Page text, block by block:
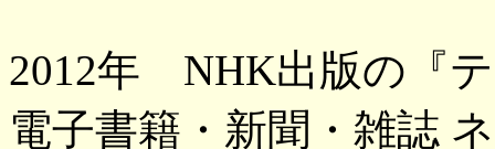
2012年 NHK出版の『
電子書籍・新聞・雑誌